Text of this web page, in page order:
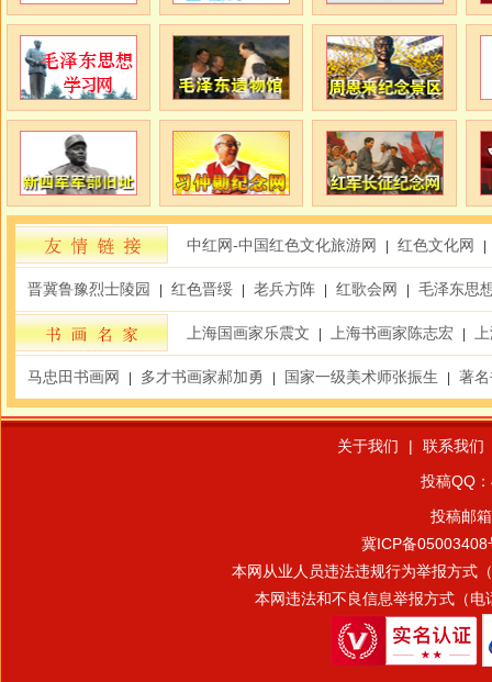
中红网-中国红色文化旅游网 红色文化网
晋冀鲁豫烈士陵园 红色晋绥 老兵方阵 红歌会网 毛泽东思
上海国画家乐震文 上海书画家陈志宏
马忠田书画网 多才书画家郝加勇 国家一级美术师张振生 著
关于我们 | 联系我们
投稿QQ
投稿邮
冀ICP备05003408
本网从业人员违法违规行为举报方式
本网违法和不良信息举报方式（